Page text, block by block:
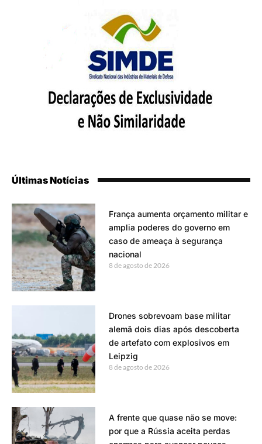
Últimas Notícias
França aumenta orçamento militar e
amplia poderes do governo em
caso de ameaça à segurança
nacional
8 de agosto de 2026
Drones sobrevoam base militar
alemã dois dias após descoberta
de artefato com explosivos em
Leipzig
8 de agosto de 2026
A frente que quase não se move:
por que a Rússia aceita perdas